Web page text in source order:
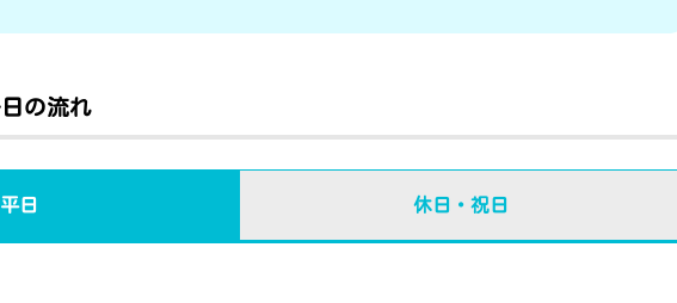
の流れ
平日 休日・祝日